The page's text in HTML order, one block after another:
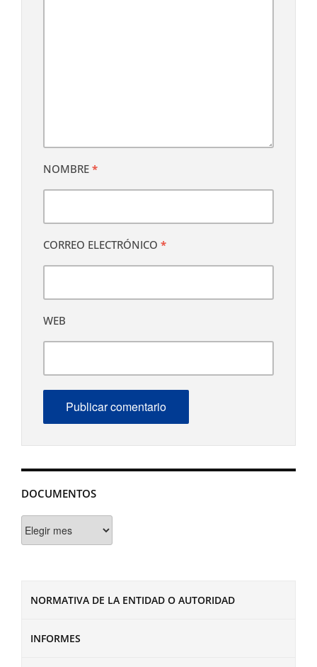
DOCUMENTOS
NORMATIVA DE LA ENTIDAD O AUTORIDAD
INFORMES
NOMBRE *
CORREO ELECTRÓNICO *
WEB